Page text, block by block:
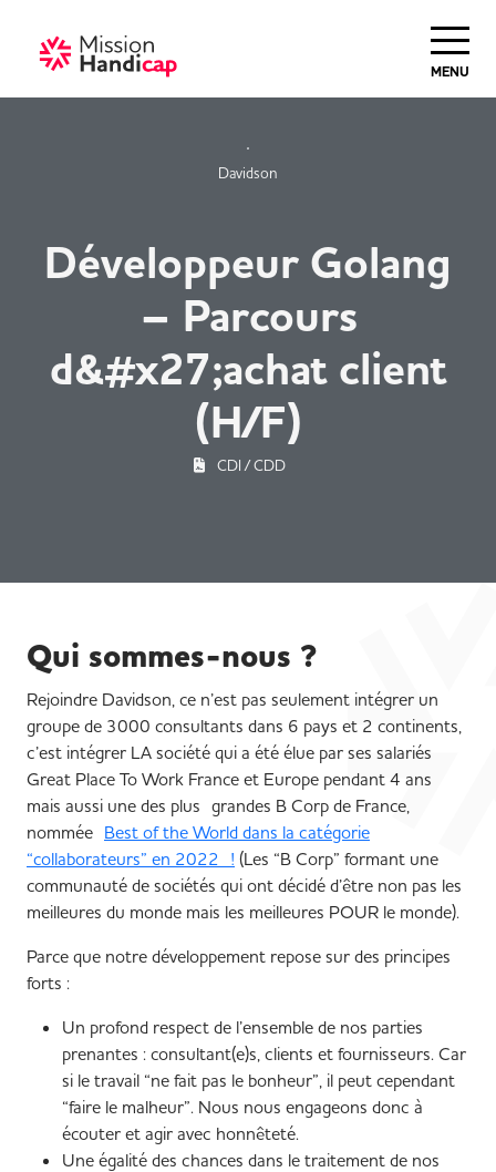
MENU
Davidson
Développeur Golang
– Parcours
d&#x27;achat client
(H/F)
CDI / CDD
Qui sommes-nous ?
Rejoindre Davidson, ce n’est pas seulement intégrer un
groupe de 3000 consultants dans 6 pays et 2 continents,
c’est intégrer LA société qui a été élue par ses salariés
Great Place To Work France et Europe pendant 4 ans
mais aussi une des plus grandes B Corp de France,
nommée Best of the World dans la catégorie
“collaborateurs” en 2022 ! (Les “B Corp” formant une
communauté de sociétés qui ont décidé d’être non pas les
meilleures du monde mais les meilleures POUR le monde).
Parce que notre développement repose sur des principes
forts :
Un profond respect de l’ensemble de nos parties
prenantes : consultant(e)s, clients et fournisseurs. Car
si le travail “ne fait pas le bonheur”, il peut cependant
“faire le malheur”. Nous nous engageons donc à
écouter et agir avec honnêteté.
Une égalité des chances dans le traitement de nos